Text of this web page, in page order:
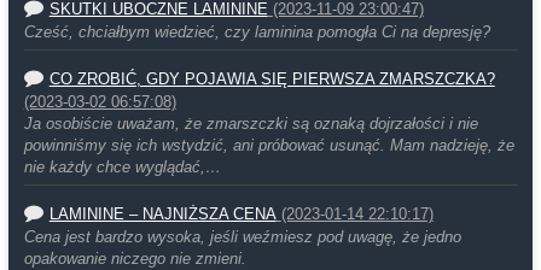
SKUTKI UBOCZNE LAMININE (2023-11-09 23:00:47)
Cześć, chciałbym wiedzieć, czy laminina pomogła Ci na depresję?
CO ZROBIĆ, GDY POJAWIA SIĘ PIERWSZA ZMARSZCZKA?
(2023-03-02 06:57:08)
Ja osobiście uważam, że zmarszczki są oznaką dojrzałości i nie
powinniśmy się ich wstydzić, ani próbować usunąć. Mam nadzieję, że
nie każdy chce wyglądać,…
LAMININE – NAJNIŻSZA CENA (2023-01-14 22:10:17)
Cena jest bardzo wysoka, jeśli weźmiesz pod uwagę, że jedno
opakowanie niczego nie zmieni.